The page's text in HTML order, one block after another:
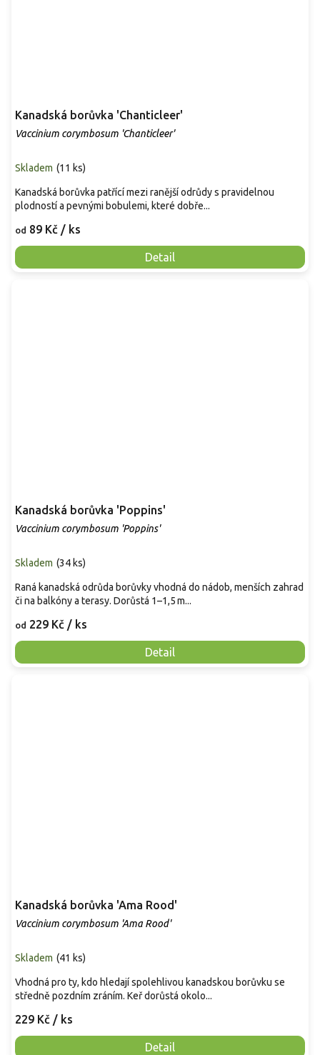
Kanadská borůvka 'Chanticleer'
Vaccinium corymbosum 'Chanticleer'
Skladem (11 ks)
od 89 Kč / ks
Detail
Kanadská borůvka patřící mezi ranější odrůdy s pravidelnou
plodností a pevnými bobulemi, které dobře...
Kanadská borůvka 'Poppins'
Vaccinium corymbosum 'Poppins'
Skladem (34 ks)
od 229 Kč / ks
Detail
Raná kanadská odrůda borůvky vhodná do nádob, menších zahrad
či na balkóny a terasy. Dorůstá 1–1,5 m...
Kanadská borůvka 'Ama Rood'
Vaccinium corymbosum 'Ama Rood'
Skladem (41 ks)
229 Kč / ks
Detail
Vhodná pro ty, kdo hledají spolehlivou kanadskou borůvku se
středně pozdním zráním. Keř dorůstá okolo...